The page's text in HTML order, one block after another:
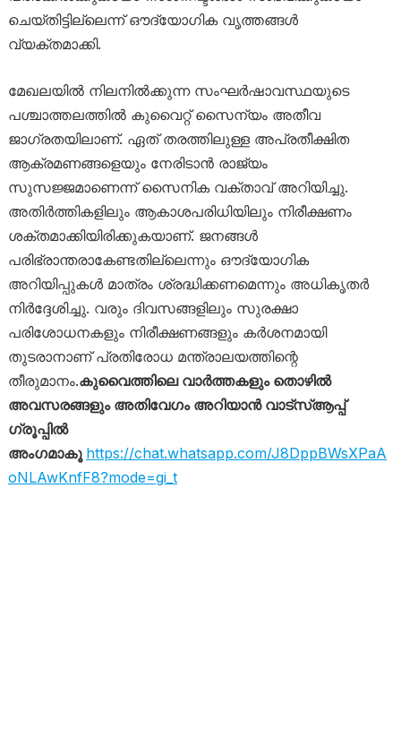
ചെയ്തിട്ടില്ലെന്ന് ഔദ്യോഗിക വൃത്തങ്ങൾ
വ്യക്തമാക്കി.
മേഖലയിൽ നിലനിൽക്കുന്ന സംഘർഷാവസ്ഥയുടെ
പശ്ചാത്തലത്തിൽ കുവൈറ്റ് സൈന്യം അതീവ
ജാഗ്രതയിലാണ്. ഏത് തരത്തിലുള്ള അപ്രതീക്ഷിത
ആക്രമണങ്ങളെയും നേരിടാൻ രാജ്യം
സുസജ്ജമാണെന്ന് സൈനിക വക്താവ് അറിയിച്ചു.
അതിർത്തികളിലും ആകാശപരിധിയിലും നിരീക്ഷണം
ശക്തമാക്കിയിരിക്കുകയാണ്. ജനങ്ങൾ
പരിഭ്രാന്തരാകേണ്ടതില്ലെന്നും ഔദ്യോഗിക
അറിയിപ്പുകൾ മാത്രം ശ്രദ്ധിക്കണമെന്നും അധികൃതർ
നിർദ്ദേശിച്ചു. വരും ദിവസങ്ങളിലും സുരക്ഷാ
പരിശോധനകളും നിരീക്ഷണങ്ങളും കർശനമായി
തുടരാനാണ് പ്രതിരോധ മന്ത്രാലയത്തിന്റെ
തീരുമാനം.കുവൈത്തിലെ വാർത്തകളും തൊഴിൽ
അവസരങ്ങളും അതിവേഗം അറിയാൻ വാട്സ്ആപ്പ്
ഗ്രൂപ്പിൽ
അംഗമാകൂ https://chat.whatsapp.com/J8DppBWsXPaA
oNLAwKnfF8?mode=gi_t